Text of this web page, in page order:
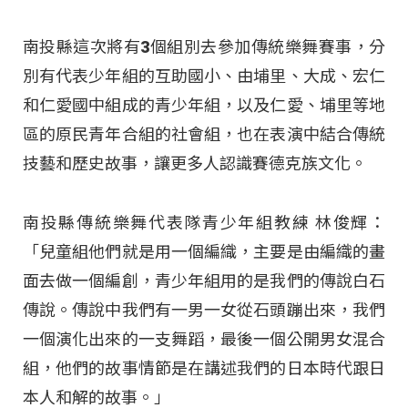
南投縣這次將有3個組別去參加傳統樂舞賽事，分
別有代表少年組的互助國小、由埔里、大成、宏仁
和仁愛國中組成的青少年組，以及仁愛、埔里等地
區的原民青年合組的社會組，也在表演中結合傳統
技藝和歷史故事，讓更多人認識賽德克族文化。
南投縣傳統樂舞代表隊青少年組教練 林俊輝：
「兒童組他們就是用一個編織，主要是由編織的畫
面去做一個編創，青少年組用的是我們的傳說白石
傳說。傳說中我們有一男一女從石頭蹦出來，我們
一個演化出來的一支舞蹈，最後一個公開男女混合
組，他們的故事情節是在講述我們的日本時代跟日
本人和解的故事。」